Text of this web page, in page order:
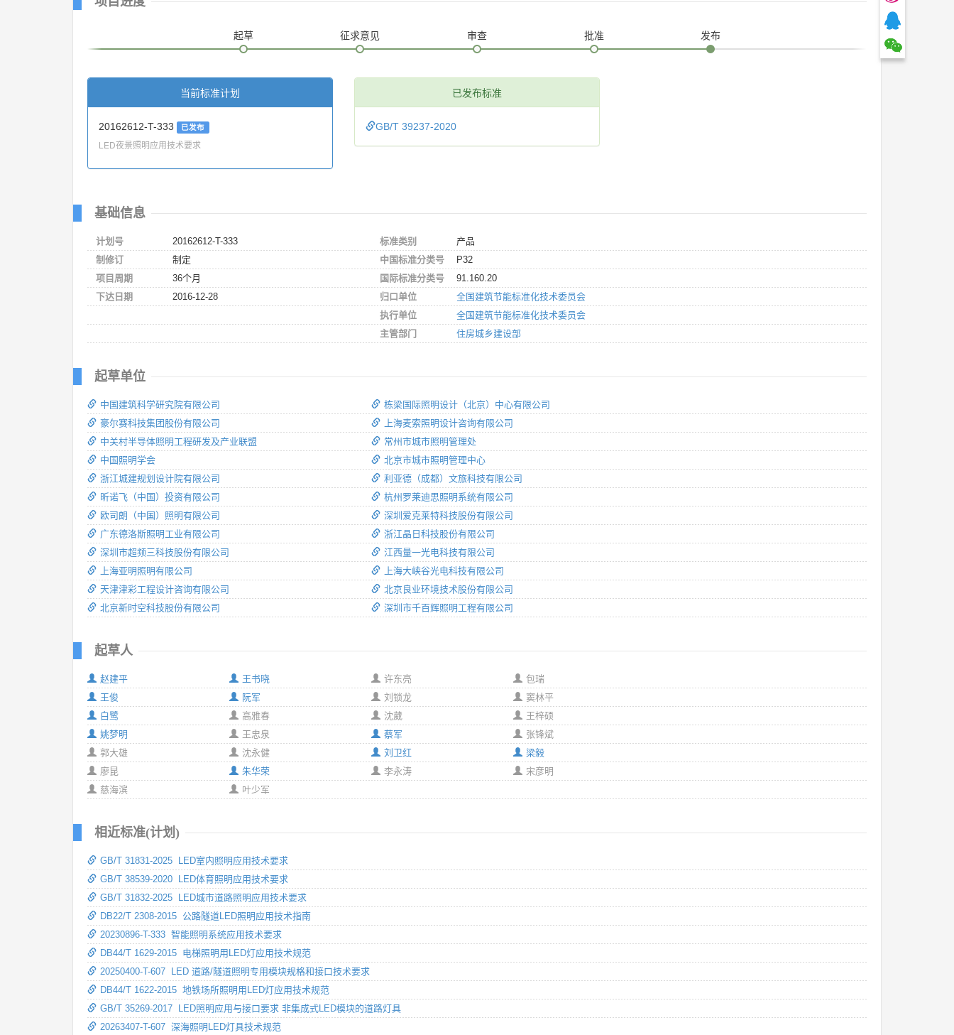
起草 征求意见 审查 批准 发布
当前标准计划
20162612-T-333 已发布
LED夜景照明应用技术要求
已发布标准
GB/T 39237-2020
基础信息
计划号
20162612-T-333
制修订
制定
项目周期
36个月
下达日期
2016-12-28
标准类别
产品
中国标准分类号
P32
国际标准分类号
91.160.20
归口单位
全国建筑节能标准化技术委员会
执行单位
全国建筑节能标准化技术委员会
主管部门
住房城乡建设部
起草单位
中国建筑科学研究院有限公司
豪尔赛科技集团股份有限公司
中关村半导体照明工程研发及产业联盟
中国照明学会
浙江城建规划设计院有限公司
昕诺飞（中国）投资有限公司
欧司朗（中国）照明有限公司
广东德洛斯照明工业有限公司
深圳市超频三科技股份有限公司
上海亚明照明有限公司
天津津彩工程设计咨询有限公司
北京新时空科技股份有限公司
栋梁国际照明设计（北京）中心有限公司
上海麦索照明设计咨询有限公司
常州市城市照明管理处
北京市城市照明管理中心
利亚德（成都）文旅科技有限公司
杭州罗莱迪思照明系统有限公司
深圳爱克莱特科技股份有限公司
浙江晶日科技股份有限公司
江西量一光电科技有限公司
上海大峡谷光电科技有限公司
北京良业环境技术股份有限公司
深圳市千百辉照明工程有限公司
起草人
赵建平
王书晓
王俊
阮军
白鹭
高雅春
姚梦明
王忠泉
郭大雄
沈永健
廖昆
朱华荣
慈海滨
叶少军
许东亮
包瑞
刘锁龙
窦林平
沈葳
王梓硕
蔡军
张锋斌
刘卫红
梁毅
李永涛
宋彦明
相近标准(计划)
GB/T 31831-2025 LED室内照明应用技术要求
GB/T 38539-2020 LED体育照明应用技术要求
GB/T 31832-2025 LED城市道路照明应用技术要求
DB22/T 2308-2015 公路隧道LED照明应用技术指南
20230896-T-333 智能照明系统应用技术要求
DB44/T 1629-2015 电梯照明用LED灯应用技术规范
20250400-T-607 LED 道路/隧道照明专用模块规格和接口技术要求
DB44/T 1622-2015 地铁场所照明用LED灯应用技术规范
GB/T 35269-2017 LED照明应用与接口要求 非集成式LED模块的道路灯具
20263407-T-607 深海照明LED灯具技术规范